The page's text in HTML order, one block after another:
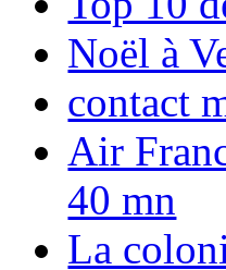
Noël à
contact
Air
40 mn
La